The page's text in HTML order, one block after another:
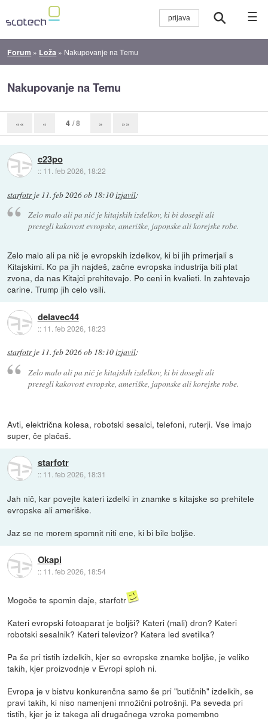
☰
Forum » Loža » Nakupovanje na Temu
Nakupovanje na Temu
«« « 4 / 8 » »»
c23po
:: 11. feb 2026, 18:22
starfotrje 11. feb 2026 ob 18:10izjavil:
Zelo malo ali pa nič je kitajskih izdelkov, ki bi dosegli ali
presegli kakovost evropske, ameriške, japonske ali korejske robe.
Zelo malo ali pa nič je evropskih izdelkov, ki bi jih primerjali s
Kitajskimi. Ko pa jih najdeš, začne evropska industrija biti plat
zvona, da nas Kitajci prehitevajo. Po ceni in kvalieti. In zahtevajo
carine. Trump jih celo vsili.
delavec44
:: 11. feb 2026, 18:23
starfotrje 11. feb 2026 ob 18:10izjavil:
Zelo malo ali pa nič je kitajskih izdelkov, ki bi dosegli ali
presegli kakovost evropske, ameriške, japonske ali korejske robe.
Avti, električna kolesa, robotski sesalci, telefoni, ruterji. Vse imajo
super, če plačaš.
starfotr
:: 11. feb 2026, 18:31
Jah nič, kar povejte kateri izdelki in znamke s kitajske so prehitele
evropske ali ameriške.
Jaz se ne morem spomnit niti ene, ki bi bile boljše.
Okapi
:: 11. feb 2026, 18:54
Mogoče te spomin daje, starfotr
Kateri evropski fotoaparat je boljši? Kateri (mali) dron? Kateri
robotski sesalnik? Kateri televizor? Katera led svetilka?
Pa še pri tistih izdelkih, kjer so evropske znamke boljše, je veliko
takih, kjer proizvodnje v Evropi sploh ni.
Evropa je v bistvu konkurenčna samo še pri "butičnih" izdelkih, se
pravi takih, ki niso namenjeni množični potrošnji. Pa seveda pri
tistih, kjer je iz takega ali drugačnega vzroka pomembno